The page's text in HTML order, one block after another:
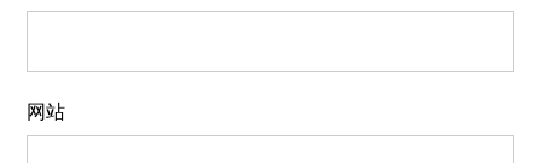
网站